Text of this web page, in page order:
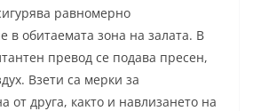
равномерно
в обитаемата зона на залата. В
превод се подава пресен,
Взети са мерки за
от друга, както и навлизането на